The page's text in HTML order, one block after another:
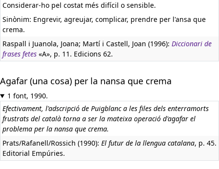
Considerar-ho pel costat més difícil o sensible.
Sinònim: Engrevir, agreujar, complicar, prendre per l'ansa que
crema.
Raspall i Juanola, Joana; Martí i Castell, Joan (1996): Diccionari de
frases fetes «A», p. 11. Edicions 62.
Agafar (una cosa) per la nansa que crema
1 font, 1990.
Efectivament, l'adscripció de Puigblanc a les files dels enterramorts
frustrats del català torna a ser la mateixa operació d'agafar el
problema per la nansa que crema.
Prats/Rafanell/Rossich (1990): El futur de la llengua catalana, p. 45.
Editorial Empúries.